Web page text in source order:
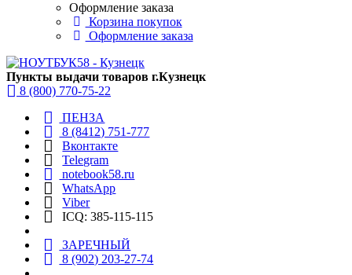
Оформление заказа
Корзина покупок
Оформление заказа
Пункты выдачи товаров г.Кузнецк
8 (800) 770-75-22
ПЕНЗА
8 (8412) 751-777
Вконтакте
Telegram
notebook58.ru
WhatsApp
Viber
ICQ: 385-115-115
ЗАРЕЧНЫЙ
8 (902) 203-27-74